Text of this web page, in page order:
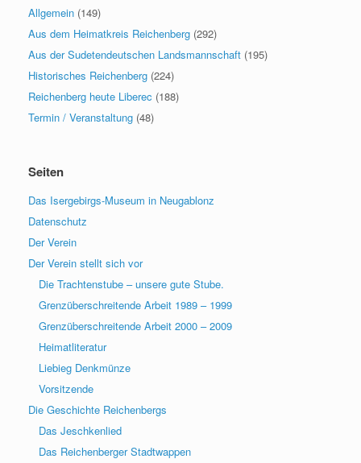
Allgemein (149)
Aus dem Heimatkreis Reichenberg (292)
Aus der Sudetendeutschen Landsmannschaft (195)
Historisches Reichenberg (224)
Reichenberg heute Liberec (188)
Termin / Veranstaltung (48)
Seiten
Das Isergebirgs-Museum in Neugablonz
Datenschutz
Der Verein
Der Verein stellt sich vor
Die Trachtenstube – unsere gute Stube.
Grenzüberschreitende Arbeit 1989 – 1999
Grenzüberschreitende Arbeit 2000 – 2009
Heimatliteratur
Liebieg Denkmünze
Vorsitzende
Die Geschichte Reichenbergs
Das Jeschkenlied
Das Reichenberger Stadtwappen